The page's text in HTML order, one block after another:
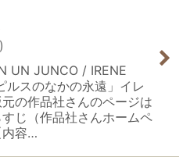
)
UN JUNCO / IRENE
ルスのなかの永遠」イレ
の作品社さんのページは
じ（作品社さんホームペ
内容…